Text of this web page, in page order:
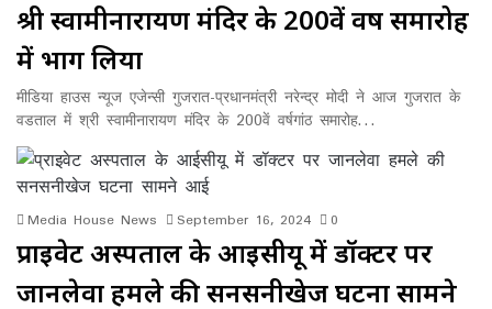
श्री स्वामीनारायण मंदिर के 200वें वर्ष समारोह
में भाग लिया
मीडिया हाउस न्यूज एजेन्सी गुजरात-प्रधानमंत्री नरेन्द्र मोदी ने आज गुजरात के
वडताल में श्री स्वामीनारायण मंदिर के 200वें वर्षगांठ समारोह…
Media House News September 16, 2024 0
प्राइवेट अस्पताल के आईसीयू में डॉक्टर पर
जानलेवा हमले की सनसनीखेज घटना सामने